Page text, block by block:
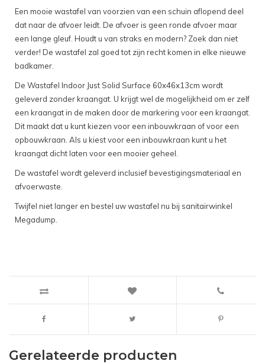
Een mooie wastafel van voorzien van een schuin aflopend deel
dat naar de afvoer leidt. De afvoer is geen ronde afvoer maar
een lange gleuf. Houdt u van straks en modern? Zoek dan niet
verder! De wastafel zal goed tot zijn recht komen in elke nieuwe
badkamer.
De Wastafel Indoor Just Solid Surface 60x46x13cm wordt
geleverd zonder kraangat. U krijgt wel de mogelijkheid om er zelf
een kraangat in de maken door de markering voor een kraangat.
Dit maakt dat u kunt kiezen voor een inbouwkraan of voor een
opbouwkraan. Als u kiest voor een inbouwkraan kunt u het
kraangat dicht laten voor een mooier geheel.
De wastafel wordt geleverd inclusief bevestigingsmateriaal en
afvoerwaste.
Twijfel niet langer en bestel uw wastafel nu bij sanitairwinkel
Megadump.
Gerelateerde producten